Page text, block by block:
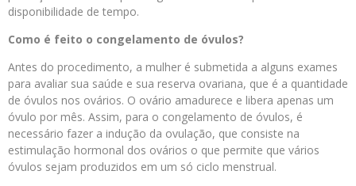
disponibilidade de tempo.
Como é feito o congelamento de óvulos?
Antes do procedimento, a mulher é submetida a alguns exames
para avaliar sua saúde e sua reserva ovariana, que é a quantidade
de óvulos nos ovários. O ovário amadurece e libera apenas um
óvulo por mês. Assim, para o congelamento de óvulos, é
necessário fazer a indução da ovulação, que consiste na
estimulação hormonal dos ovários o que permite que vários
óvulos sejam produzidos em um só ciclo menstrual.